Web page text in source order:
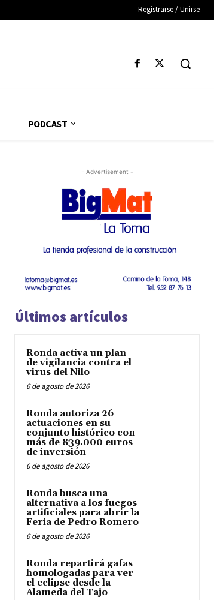
Registrarse / Unirse
PODCAST
- Advertisement -
Últimos artículos
Ronda activa un plan
de vigilancia contra el
virus del Nilo
6 de agosto de 2026
Ronda autoriza 26
actuaciones en su
conjunto histórico con
más de 839.000 euros
de inversión
6 de agosto de 2026
Ronda busca una
alternativa a los fuegos
artificiales para abrir la
Feria de Pedro Romero
6 de agosto de 2026
Ronda repartirá gafas
homologadas para ver
el eclipse desde la
Alameda del Tajo